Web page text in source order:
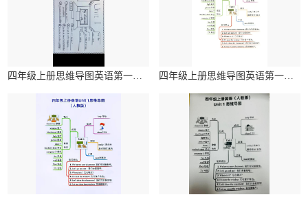
四年级上册思维导图英语第一单元简单 四年级上册思维导图英语第一单元简单